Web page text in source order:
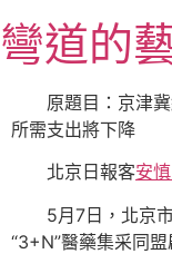
至
主
內
彎道的
原題目：京津
所需支出將下降
北京日報客安
5月7日，北京
“3+N”醫藥集采同